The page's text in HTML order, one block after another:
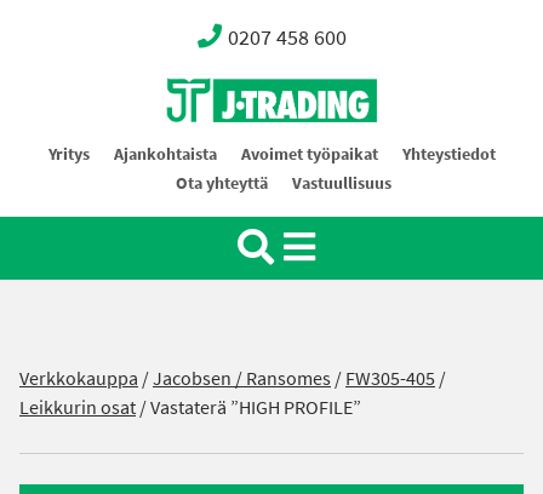
0207 458 600
Oy J-Trading Ab
Yritys Ajankohtaista Avoimet työpaikat
Yhteystiedot
Ota yhteyttä
Vastuullisuus
Verkkokauppa /Jacobsen / Ransomes /FW305-405 /
Leikkurin osat/ Vastaterä ”HIGH PROFILE”